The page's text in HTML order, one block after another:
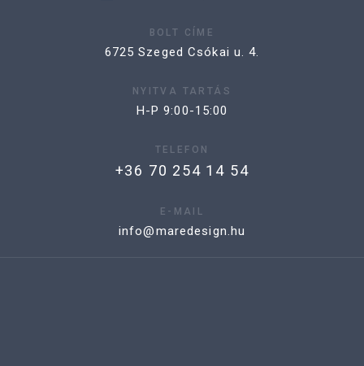
BOLT CÍME
6725 Szeged Csókai u. 4.
NYITVA TARTÁS
H-P 9:00-15:00
TELEFON
+36 70 254 14 54
E-MAIL
info@maredesign.hu